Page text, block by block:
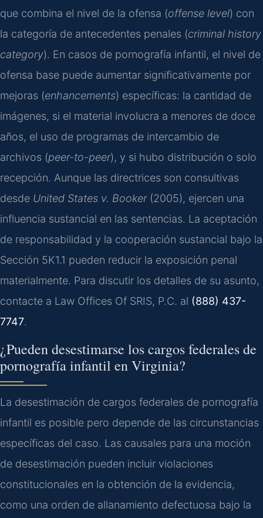
que combina el nivel de la ofensa (offense level) con
la categoría de antecedentes penales (criminal history
category). En casos de pornografía infantil, el nivel de
ofensa base puede aumentar significativamente por
mejoras (enhancements) específicas: la cantidad de
imágenes, si el material involucra a menores de doce
años, el uso de programas de intercambio de
archivos (peer-to-peer), y si hubo distribución o solo
recepción. Aunque las directrices son consultivas
desde United States v. Booker(2005), ejercen una
influencia sustancial en las sentencias. La aceptación
de responsabilidad y la cooperación sustancial bajo la
Sección 5K1.1 pueden reducir la exposición penal
materialmente. Para discutir los detalles de su asunto,
contacte a Law Offices Of SRIS, P.C. al (888) 437-
7747.
¿Pueden desestimarse los cargos federales de
pornografía infantil en Virginia?
La desestimación de cargos federales de pornografía
infantil es posible pero depende de las circunstancias
específicas del caso. Las causales para una moción
de desestimación pueden incluir violaciones
constitucionales en la obtención de la evidencia,
como una orden de allanamiento defectuosa bajo la